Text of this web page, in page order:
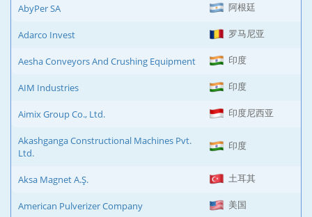
AbyPer SA 阿根廷
Adarco Invest 罗马尼亚
Aesha Conveyors And Crushing Equipment 印度
AIM Industries 印度
Aimix Group Co., Ltd. 印度尼西亚
Akashganga Constructional Machines Pvt.
Ltd.
印度
Aksa Magnet A.Ş. 土耳其
American Pulverizer Company 美国